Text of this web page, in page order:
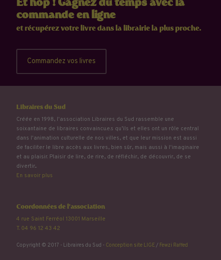
Et hop ! Gagnez du temps avec la
commande en ligne
et récupérez votre livre dans la librairie la plus proche.
Commandez vos livres
Libraires du Sud
Créée en 1998, l'association Libraires du Sud rassemble une
soixantaine de libraires convaincu.e.s qu’ils et elles ont un rôle central
dans l'animation culturelle de nos villes, et que leur mission est aussi
de faciliter le libre accès aux livres, bien sûr, mais aussi à l'imaginaire
et au plaisir. Plaisir de lire, de rire, de réfléchir, de découvrir, de se
divertir...
En savoir plus
Coordonnées de l'association
4 rue Saint Ferréol 13001 Marseille
T. 04 96 12 43 42
Copyright © 2017 - Libraires du Sud - Conception site LIGE/ Fewzi Raffed